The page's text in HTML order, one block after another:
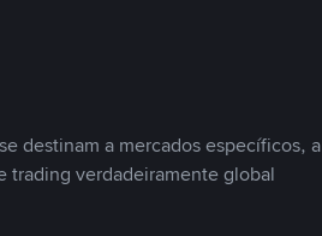
destinam a mercados específicos, a
trading verdadeiramente global